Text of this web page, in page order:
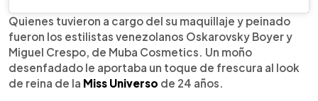
Quienes tuvieron a cargo del su maquillaje y peinado
fueron los estilistas venezolanos Oskarovsky Boyer y
Miguel Crespo, de Muba Cosmetics. Un moño
desenfadado le aportaba un toque de frescura al look
de reina de la Miss Universo de 24 años.